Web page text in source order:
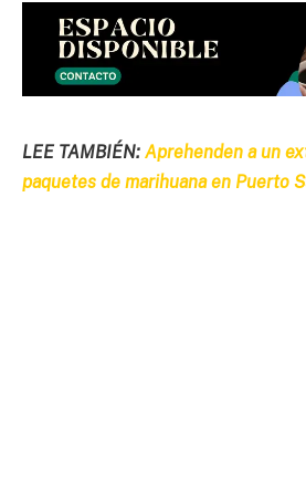
LEE TAMBIÉN: Aprehenden a un
paquetes de marihuana en Puerto